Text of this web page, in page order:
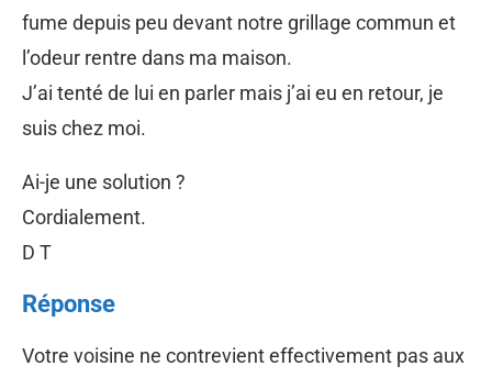
fume depuis peu devant notre grillage commun et
l’odeur rentre dans ma maison.
J’ai tenté de lui en parler mais j’ai eu en retour, je
suis chez moi.
Ai-je une solution ?
Cordialement.
D T
Réponse
Votre voisine ne contrevient effectivement pas aux